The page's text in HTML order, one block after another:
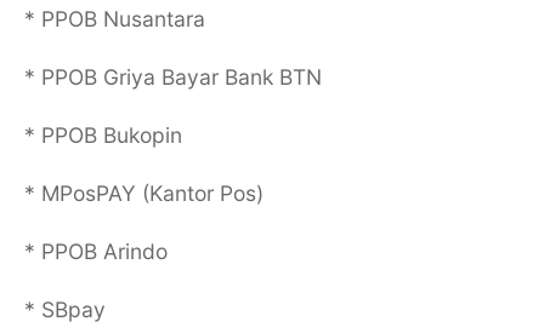
* PPOB Nusantara
* PPOB Griya Bayar Bank BTN
* PPOB Bukopin
* MPosPAY (Kantor Pos)
* PPOB Arindo
* SBpay